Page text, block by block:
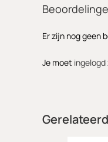
Er zijn nog geen
Je moet ingelogd